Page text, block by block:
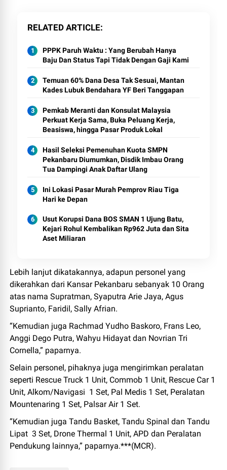
RELATED ARTICLE
PPPK Paruh Waktu : Yang Berubah Hanya
Baju Dan Status Tapi Tidak Dengan Gaji Kami
Temuan 60% Dana Desa Tak Sesuai, Mantan
Kades Lubuk Bendahara YF Beri Tanggapan
Pemkab Meranti dan Konsulat Malaysia
Perkuat Kerja Sama, Buka Peluang Kerja,
Beasiswa, hingga Pasar Produk Lokal
Hasil Seleksi Pemenuhan Kuota SMPN
Pekanbaru Diumumkan, Disdik Imbau Orang
Tua Dampingi Anak Daftar Ulang
Ini Lokasi Pasar Murah Pemprov Riau Tiga
Hari ke Depan
Usut Korupsi Dana BOS SMAN 1 Ujung Batu,
Kejari Rohul Kembalikan Rp962 Juta dan Sita
Aset Miliaran
Lebih lanjut dikatakannya, adapun personel yang
dikerahkan dari Kansar Pekanbaru sebanyak 10 Orang
atas nama Supratman, Syaputra Arie Jaya, Agus
Suprianto, Faridil, Sally Afrian.
“Kemudian juga Rachmad Yudho Baskoro, Frans Leo,
Anggi Dego Putra, Wahyu Hidayat dan Novrian Tri
Cornella,” paparnya.
Selain personel, pihaknya juga mengirimkan peralatan
seperti Rescue Truck 1 Unit, Commob 1 Unit, Rescue Car 1
Unit, Alkom/Navigasi 1 Set, Pal Medis 1 Set, Peralatan
Mountenaring 1 Set, Palsar Air 1 Set.
“Kemudian juga Tandu Basket, Tandu Spinal dan Tandu
Lipat 3 Set, Drone Thermal 1 Unit, APD dan Peralatan
Pendukung lainnya,” paparnya.***(MCR).